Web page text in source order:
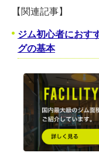
【関連記事】
ジム初心者におす
グの基本